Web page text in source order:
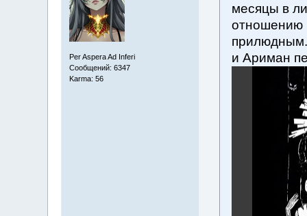
Per Aspera Ad Inferi
Сообщений: 6347
Karma: 56
месяцы в
отношению
прилюдным.
и Ариман